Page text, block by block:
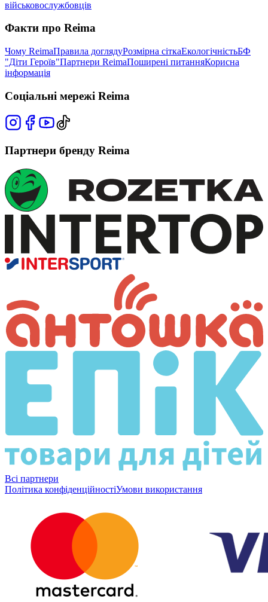
військовослужбовців
Факти про Reima
Чому ReimaПравила доглядуРозмірна сіткаЕкологічністьБФ
"Діти Героїв"Партнери ReimaПоширені питанняКорисна
інформація
Соціальні мережі Reima
Партнери бренду Reima
Всі партнери
Політика конфіденційностіУмови використання